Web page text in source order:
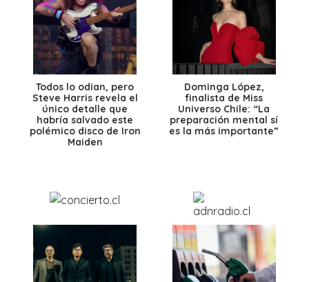
Todos lo odian, pero
Steve Harris revela el
único detalle que
habría salvado este
polémico disco de Iron
Maiden
Dominga López,
finalista de Miss
Universo Chile: “La
preparación mental sí
es la más importante”